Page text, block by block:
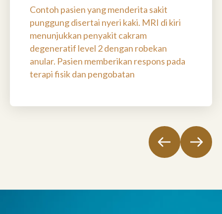
Contoh pasien yang menderita sakit
punggung disertai nyeri kaki. MRI di kiri
menunjukkan penyakit cakram
degeneratif level 2 dengan robekan
anular. Pasien memberikan respons pada
terapi fisik dan pengobatan